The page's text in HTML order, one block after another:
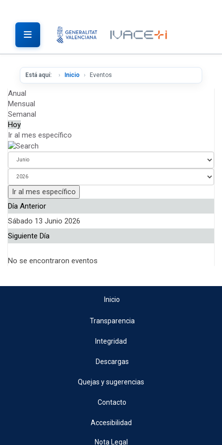
Está aquí: Inicio Eventos
Anual
Mensual
Semanal
Hoy
Ir al mes específico
Ir al mes específico
Día Anterior
Sábado 13 Junio 2026
Siguiente Día
No se encontraron eventos
Inicio
Transparencia
Integridad
Descargas
Quejas y sugerencias
Contacto
Accesibilidad
Nota Legal